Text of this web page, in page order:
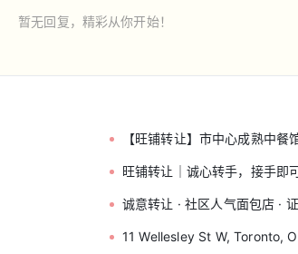
暂无回复，精彩从你开始！
【旺铺转让】市中心成熟中餐
旺铺转让｜诚心转手，接手即
诚意转让 · 社区人气面包店 ·
11 Wellesley St W, Toronto,